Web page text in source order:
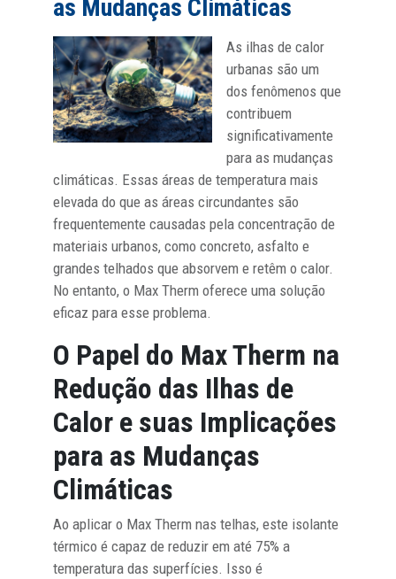
as Mudanças Climáticas
As ilhas de calor
urbanas são um
dos fenômenos que
contribuem
significativamente
para as mudanças
climáticas. Essas áreas de temperatura mais
elevada do que as áreas circundantes são
frequentemente causadas pela concentração de
materiais urbanos, como concreto, asfalto e
grandes telhados que absorvem e retêm o calor.
No entanto, o Max Therm oferece uma solução
eficaz para esse problema.
O Papel do Max Therm na
Redução das Ilhas de
Calor e suas Implicações
para as Mudanças
Climáticas
Ao aplicar o Max Therm nas telhas, este isolante
térmico é capaz de reduzir em até 75% a
temperatura das superfícies. Isso é